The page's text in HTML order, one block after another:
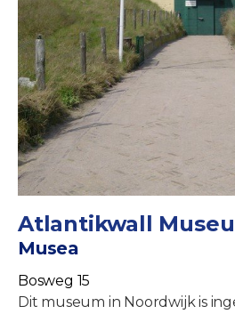
Atlantikwall
Musea
Bosweg 15
Dit museum in Noordwijk is